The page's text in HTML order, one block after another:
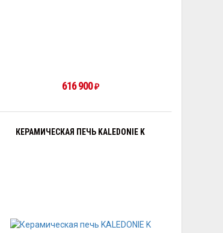
616 900₽
КЕРАМИЧЕСКАЯ ПЕЧЬ KALEDONIE K